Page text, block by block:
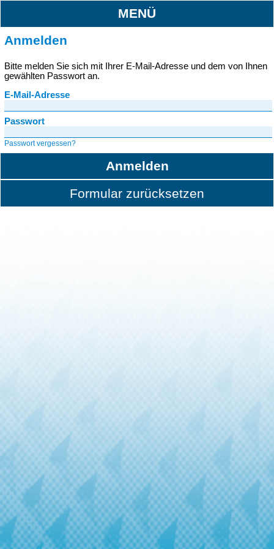
MENÜ
Anmelden
Bitte melden Sie sich mit Ihrer E-Mail-Adresse und dem von Ihnen
gewählten Passwort an.
E-Mail-Adresse
Passwort
Passwort vergessen?
Anmelden
Formular zurücksetzen